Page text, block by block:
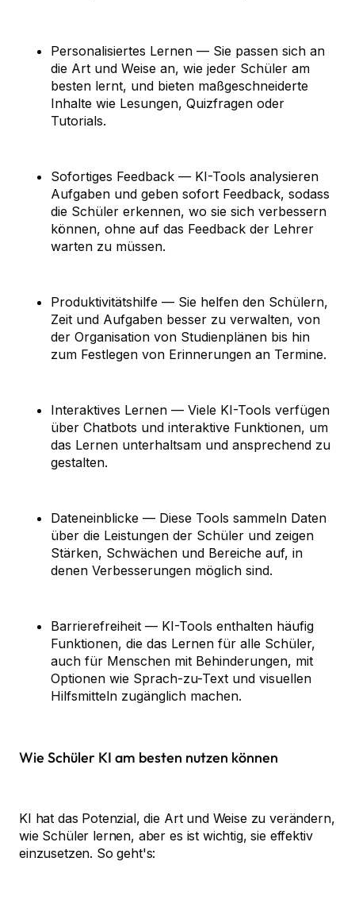
Personalisiertes Lernen — Sie passen sich an
die Art und Weise an, wie jeder Schüler am
besten lernt, und bieten maßgeschneiderte
Inhalte wie Lesungen, Quizfragen oder
Tutorials.
Sofortiges Feedback — KI-Tools analysieren
Aufgaben und geben sofort Feedback, sodass
die Schüler erkennen, wo sie sich verbessern
können, ohne auf das Feedback der Lehrer
warten zu müssen.
Produktivitätshilfe — Sie helfen den Schülern,
Zeit und Aufgaben besser zu verwalten, von
der Organisation von Studienplänen bis hin
zum Festlegen von Erinnerungen an Termine.
Interaktives Lernen — Viele KI-Tools verfügen
über Chatbots und interaktive Funktionen, um
das Lernen unterhaltsam und ansprechend zu
gestalten.
Dateneinblicke — Diese Tools sammeln Daten
über die Leistungen der Schüler und zeigen
Stärken, Schwächen und Bereiche auf, in
denen Verbesserungen möglich sind.
Barrierefreiheit — KI-Tools enthalten häufig
Funktionen, die das Lernen für alle Schüler,
auch für Menschen mit Behinderungen, mit
Optionen wie Sprach-zu-Text und visuellen
Hilfsmitteln zugänglich machen.
Wie Schüler KI am besten nutzen können
KI hat das Potenzial, die Art und Weise zu verändern,
wie Schüler lernen, aber es ist wichtig, sie effektiv
einzusetzen. So geht's: